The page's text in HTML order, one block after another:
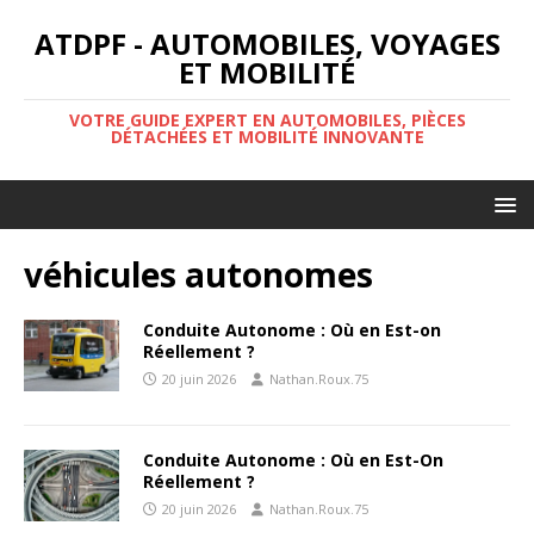
ATDPF - AUTOMOBILES, VOYAGES
ET MOBILITÉ
VOTRE GUIDE EXPERT EN AUTOMOBILES, PIÈCES
DÉTACHÉES ET MOBILITÉ INNOVANTE
véhicules autonomes
Conduite Autonome : Où en Est-on
Réellement ?
20 juin 2026 Nathan.Roux.75
Conduite Autonome : Où en Est-On
Réellement ?
20 juin 2026 Nathan.Roux.75